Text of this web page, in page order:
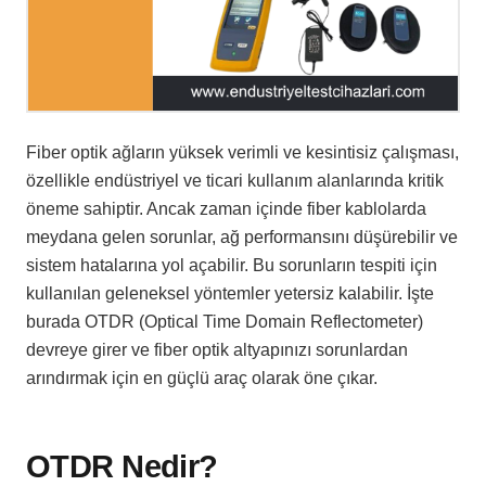
Fiber optik ağların yüksek verimli ve kesintisiz çalışması,
özellikle endüstriyel ve ticari kullanım alanlarında kritik
öneme sahiptir. Ancak zaman içinde fiber kablolarda
meydana gelen sorunlar, ağ performansını düşürebilir ve
sistem hatalarına yol açabilir. Bu sorunların tespiti için
kullanılan geleneksel yöntemler yetersiz kalabilir. İşte
burada OTDR (Optical Time Domain Reflectometer)
devreye girer ve fiber optik altyapınızı sorunlardan
arındırmak için en güçlü araç olarak öne çıkar.
OTDR Nedir?